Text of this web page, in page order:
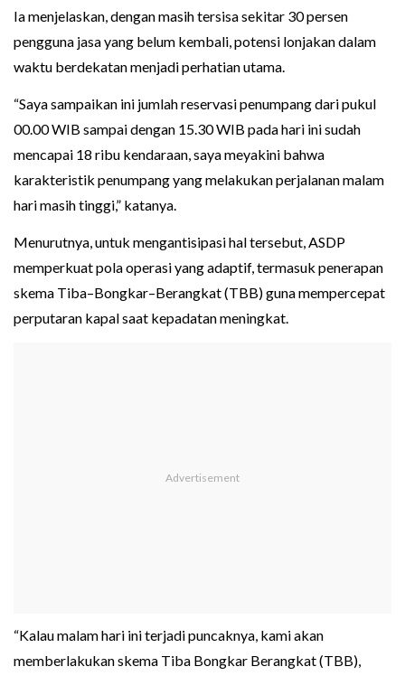
Ia menjelaskan, dengan masih tersisa sekitar 30 persen
pengguna jasa yang belum kembali, potensi lonjakan dalam
waktu berdekatan menjadi perhatian utama.
“Saya sampaikan ini jumlah reservasi penumpang dari pukul
00.00 WIB sampai dengan 15.30 WIB pada hari ini sudah
mencapai 18 ribu kendaraan, saya meyakini bahwa
karakteristik penumpang yang melakukan perjalanan malam
hari masih tinggi,” katanya.
Menurutnya, untuk mengantisipasi hal tersebut, ASDP
memperkuat pola operasi yang adaptif, termasuk penerapan
skema Tiba–Bongkar–Berangkat (TBB) guna mempercepat
perputaran kapal saat kepadatan meningkat.
“Kalau malam hari ini terjadi puncaknya, kami akan
memberlakukan skema Tiba Bongkar Berangkat (TBB),